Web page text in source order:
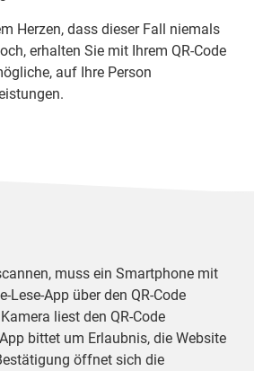
Herzen, dass dieser Fall niemals
erhalten Sie mit Ihrem QR-Code
auf Ihre Person
muss ein Smartphone mit
Lese-App über den QR-Code
liest den QR-Code
bittet um Erlaubnis, die Website
öffnet sich die